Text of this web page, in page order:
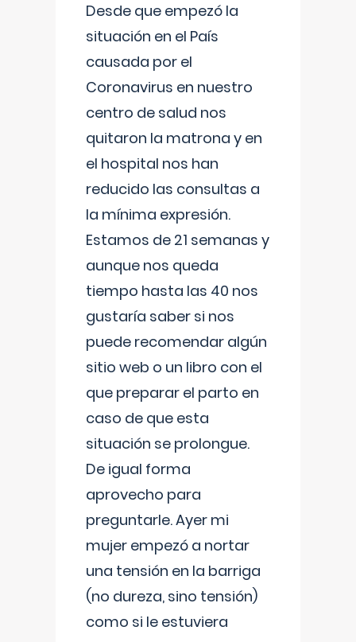
Desde que empezó la
situación en el País
causada por el
Coronavirus en nuestro
centro de salud nos
quitaron la matrona y en
el hospital nos han
reducido las consultas a
la mínima expresión.
Estamos de 21 semanas y
aunque nos queda
tiempo hasta las 40 nos
gustaría saber si nos
puede recomendar algún
sitio web o un libro con el
que preparar el parto en
caso de que esta
situación se prolongue.
De igual forma
aprovecho para
preguntarle. Ayer mi
mujer empezó a nortar
una tensión en la barriga
(no dureza, sino tensión)
como si le estuviera